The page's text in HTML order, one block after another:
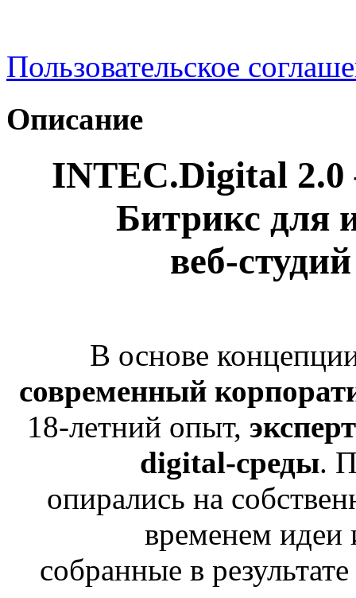
Пользовательское
Описание
INTEC.Digital 2.0
Битрикс для
веб-
В основе
современный
18-летний опыт,
digital-среды.
опирались на
временем
собранные в